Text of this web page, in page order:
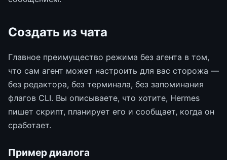
Создать из чата
Главное преимущество режима без агента в том,
что сам агент может настроить для вас сторожа —
без редактора, без терминала, без запоминания
флагов CLI. Вы описываете, что хотите, Hermes
пишет скрипт, планирует его и сообщает, когда он
сработает.
Пример диалога